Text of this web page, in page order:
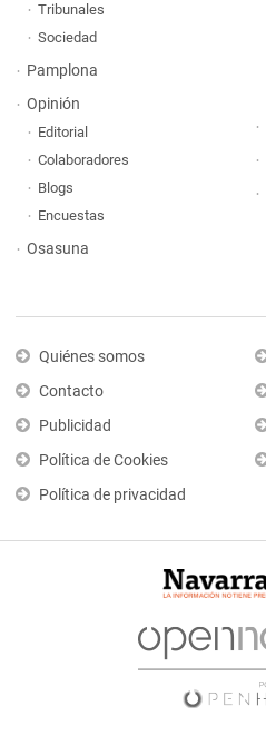
Tribunales
Sociedad
Pamplona
Opinión
Editorial
Colaboradores
Blogs
Encuestas
Osasuna
Quiénes somos
Contacto
Publicidad
Política de Cookies
Política de privacidad